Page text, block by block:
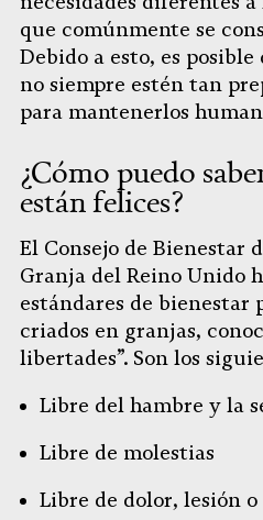
que comúnmente se
Debido a esto, es
no siempre estén tan
para mantenerlos
¿Cómo puedo
están felices?
El Consejo de Bienestar
Granja del Reino Unido
estándares de bienestar
criados en granjas,
libertades”. Son los
Libre del hambre y la
Libre de molestias
Libre de dolor, lesión